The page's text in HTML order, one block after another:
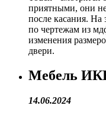
приятными, они
после касания. На
по чертежам из
изменения
двери.
Мебель
14.06.2024